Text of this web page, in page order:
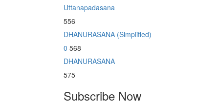
Uttanapadasana
556
DHANURASANA (Simplified)
0 568
DHANURASANA
575
Subscribe Now